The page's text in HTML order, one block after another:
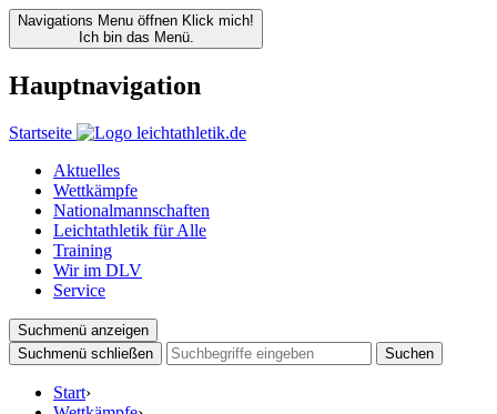
Navigations Menu öffnen Klick mich!
Ich bin das Menü.
Hauptnavigation
Startseite
Aktuelles
Wettkämpfe
Nationalmannschaften
Leichtathletik für Alle
Training
Wir im DLV
Service
Suchmenü anzeigen
Suchmenü schließen
Suchen
Start›